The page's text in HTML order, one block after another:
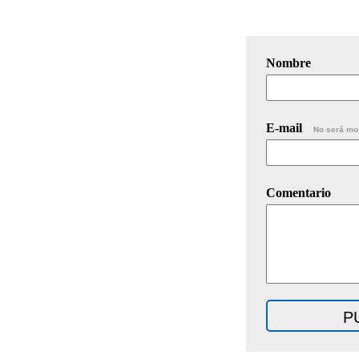
Nombre
E-mail No será
Comentario